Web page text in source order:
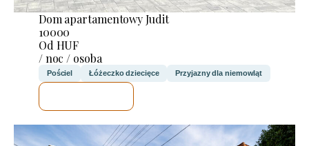
Dom apartamentowy Judit
10000
Od HUF
/ noc / osoba
Pościel Łóżeczko dziecięce Przyjazny dla niemowląt